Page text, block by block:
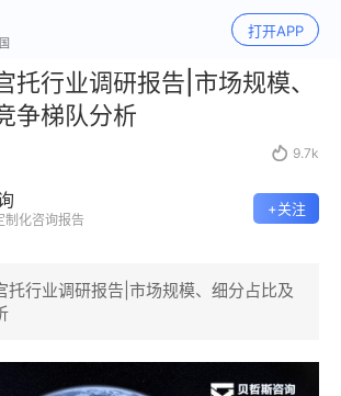
打开APP
托行业调研报告|市场规模、
争梯队分析
 9.7k
制化咨询报告
+关注
托行业调研报告|市场规模、细分占比及